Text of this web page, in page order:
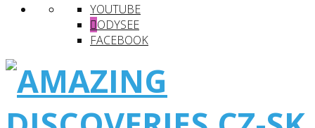
YOUTUBE
ODYSEE
FACEBOOK